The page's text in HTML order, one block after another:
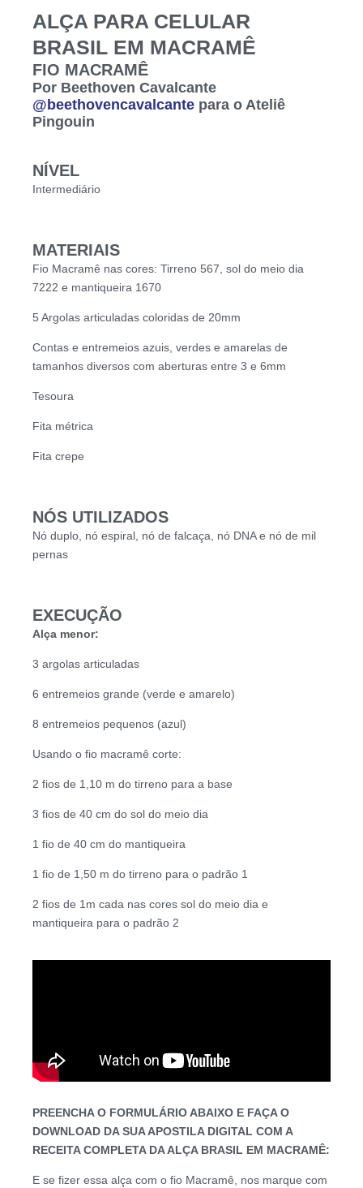
ALÇA PARA CELULAR
BRASIL EM MACRAMÊ
FIO MACRAMÊ
Por Beethoven Cavalcante
@beethovencavalcante para o Ateliê
Pingouin
NÍVEL
Intermediário
MATERIAIS
Fio Macramê nas cores: Tirreno 567, sol do meio dia
7222 e mantiqueira 1670
5 Argolas articuladas coloridas de 20mm
Contas e entremeios azuis, verdes e amarelas de
tamanhos diversos com aberturas entre 3 e 6mm
Tesoura
Fita métrica
Fita crepe
NÓS UTILIZADOS
Nó duplo, nó espiral, nó de falcaça, nó DNA e nó de mil
pernas
EXECUÇÃO
Alça menor:
3 argolas articuladas
6 entremeios grande (verde e amarelo)
8 entremeios pequenos (azul)
Usando o fio macramê corte:
2 fios de 1,10 m do tirreno para a base
3 fios de 40 cm do sol do meio dia
1 fio de 40 cm do mantiqueira
1 fio de 1,50 m do tirreno para o padrão 1
2 fios de 1m cada nas cores sol do meio dia e
mantiqueira para o padrão 2
PREENCHA O FORMULÁRIO ABAIXO E FAÇA O
DOWNLOAD DA SUA APOSTILA DIGITAL COM A
RECEITA COMPLETA DA ALÇA BRASIL EM MACRAMÊ:
E se fizer essa alça com o fio Macramê, nos marque com